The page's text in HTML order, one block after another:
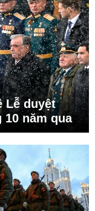
Lễ duyệt
10 năm qua